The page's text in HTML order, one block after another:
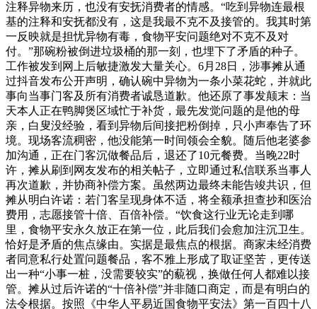
注释异物来历，也没有安抚消费者的情感。“吃到异物连最根
基的注释和安抚都没有，这是我最不克不及接管的。我其时第
一反映就是担忧异物有毒，食物平安问题绝对不克不及对
付。”那碗粉被倒进垃圾桶的那一刻，也埋下了矛盾的种子。
工作被发到网上后敏捷激发大量关心。6月28日，涉事摊从通
过抖音发布公开声明，确认碗中异物为一条小菜花蛇，并就此
事向当事门客及所有消费者诚恳道歉。他还原了事发颠末：当
天本人正在鸭脚煲区域忙于补货，最先发觉问题的是他的母
亲，白叟没经验，看到异物后间接把粉倒掉，只小声奉告了环
境。现场客流稠密，他没能第一时间领会全貌。随后他老婆参
加沟通，正在门客沉做餐品后，退还了10元餐费。当晚22时
许，摊从刷到网友发布的相关帖子，立即通过私信联系当事人
再次道歉，并协商补偿方案。虽然两边最终未能告竣共识，但
摊从明白许诺：若门客呈现身体不适，将全额承担查抄和医治
费用，志愿接管十倍、百倍补偿。“饮食这行业无论走到哪
里，食物平安永久放正在第一位，此后我们会愈加注沉卫生。
恰好是矛盾的焦点缘由。实据是最焦点的根据。商家未经消费
者同意私行处置问题餐品，客不雅上形成了取证坚苦，更传送
出一种“小事一桩，没需要较实”的藐视，换做任何人都难以接
管。摊从过后许诺的“十倍补偿”并非随口商定，而是有明白的
法令根据。按照《中华人平易近国食物平安法》第一百四十八